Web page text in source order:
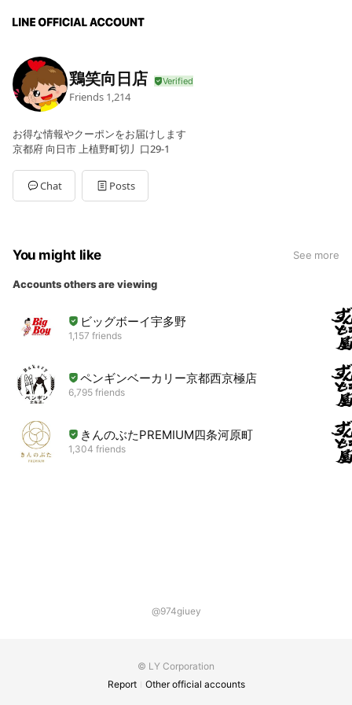
鶏笑向日店
Friends 1,214
お得な情報やクーポンをお届けします
京都府 向日市 上植野町切丿口29-1
Chat Posts
You might like See more
Accounts others are viewing
ビッグボーイ宇多野
1,157 friends
ペンギンベーカリー京都西京極店
6,795 friends
きんのぶたPREMIUM四条河原町
1,304 friends
@974giuey
© LY Corporation
Report
Other official accounts